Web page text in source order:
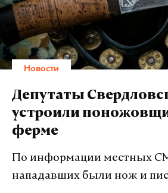
Подпишитесь на Daily
работает там, где
А еще мы есть в
Telegram
Макс
Дзен
Новости
Депутаты
устроили
ферме
По информации местных
нападавших были нож и